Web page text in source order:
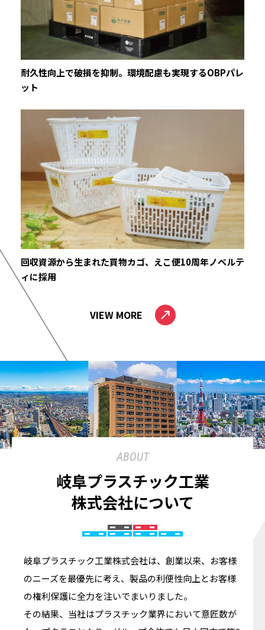
耐久性向上で破損を抑制。環境配慮も実現するOBPパレ
ット
回収資源から生まれた買物カゴ、えこ便10周年ノベルテ
ィに採用
VIEW MORE
ABOUT
岐阜プラスチック工業
株式会社について
岐阜プラスチック工業株式会社は、創業以来、お客様
のニーズを最優先に考え、製品の利便性向上とお客様
の権利保護に全力を注いでまいりました。
その結果、当社はプラスチック業界において意匠数が